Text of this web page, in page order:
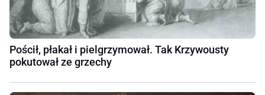
Pościł, płakał i pielgrzymował. Tak Krzywousty
pokutował ze grzechy